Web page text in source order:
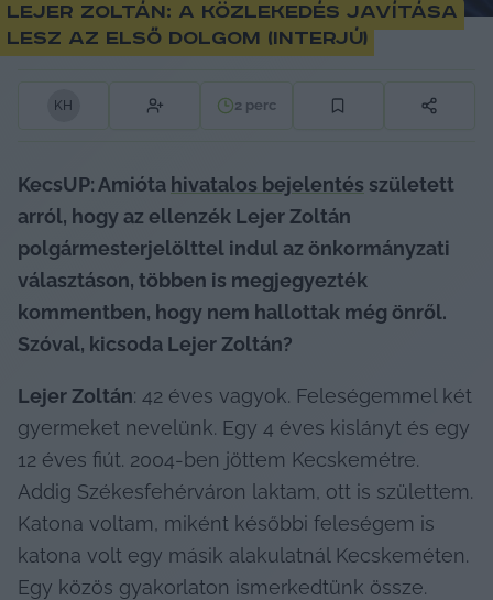
Lejer Zoltán: A közlekedés javítása
lesz az első dolgom (interjú)
KH 2 perc
KecsUP: Amióta hivatalos bejelentés született
arról, hogy az ellenzék Lejer Zoltán
polgármesterjelölttel indul az önkormányzati
választáson, többen is megjegyezték
Szóval, kicsoda Lejer Zoltán?
Lejer Zoltán: 42 éves vagyok. Feleségemmel két
gyermeket nevelünk. Egy 4 éves kislányt és egy
12 éves fiút. 2004-ben jöttem Kecskemétre.
Addig Székesfehérváron laktam, ott is születtem.
Katona voltam, miként későbbi feleségem is
katona volt egy másik alakulatnál Kecskeméten.
Egy közös gyakorlaton ismerkedtünk össze.